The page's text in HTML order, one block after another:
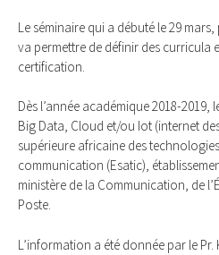
Le séminaire qui a débuté le 29
va permettre de définir des curricula
certification.
Dès l’année académique 2018-
Big Data, Cloud et/ou Iot (internet
supérieure africaine des
communication (Esatic),
ministère de la Communication, de
Poste.
L’information a été donnée par le